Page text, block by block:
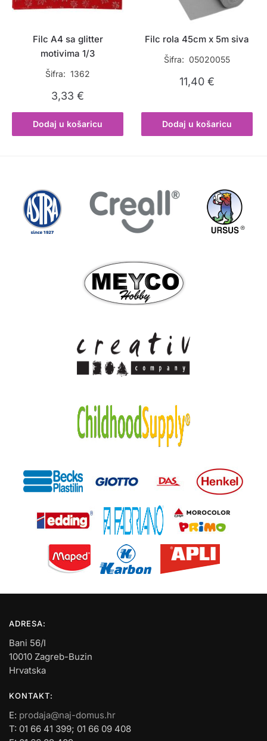
Filc A4 sa glitter
motivima 1/3
Šifra: 1362
3,33€
Dodaj u košaricu
Filc rola 45cm x 5m siva
Šifra: 05020055
11,40€
Dodaj u košaricu
ADRESA:
Bani 56/I
10010 Zagreb-Buzin
Hrvatska
KONTAKT:
E: prodaja@naj-domus.hr
T: 01 66 41 399; 01 66 09 408